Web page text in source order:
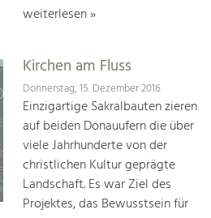
weiterlesen »
Kirchen am Fluss
Donnerstag, 15. Dezember 2016
Einzigartige Sakralbauten zieren
auf beiden Donauufern die über
viele Jahrhunderte von der
christlichen Kultur geprägte
Landschaft. Es war Ziel des
Projektes, das Bewusstsein für